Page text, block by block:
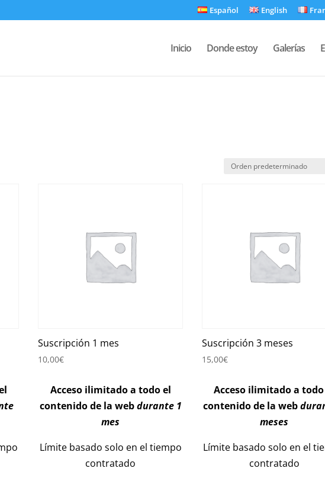
Español English
Inicio Donde estoy Galerías
Suscripción 1 mes
10,00€
Acceso ilimitado a todo el
contenido de la webdurante 1
mes
Límite basado solo en el tiempo
contratado
Suscripción 3 meses
15,00€
Acceso ilimitado a
contenido de la web
meses
Límite basado solo en el
contratado